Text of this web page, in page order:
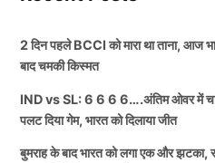
2 दिन पहले BCCI को मारा था ताना, आज
बाद चमकी किस्मत
IND vs SL: 6 6 6 6….अंतिम ओवर में
पलट दिया गेम, भारत को दिलाया जीत
बुमराह के बाद भारत को लगा एक और झटका,